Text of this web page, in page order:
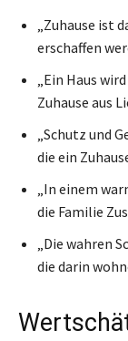
„Zuhause ist
erschaffen
„Ein Haus
Zuhause aus
„Schutz und
die ein
„In einem
die Familie
„Die wahren
die darin